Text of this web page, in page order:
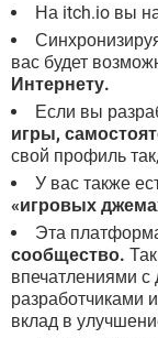
На itch.io вы
вас будет
Интернету.
Если вы
игры,
свой профиль
У вас также
«игровых
Эта
сообщество.
впечатлениями с
разработчиками
вклад в